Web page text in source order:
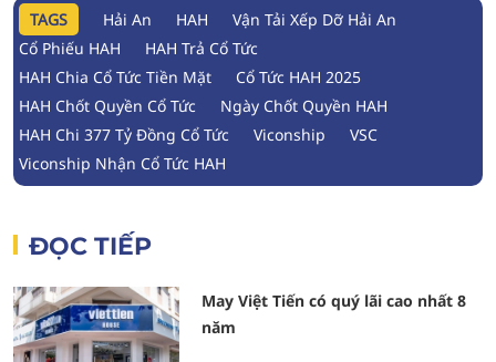
TAGS Hải An HAH
Vận Tải Xếp Dỡ Hải An
Cổ Phiếu HAH
HAH Trả Cổ Tức
HAH Chia Cổ Tức Tiền Mặt
Cổ Tức HAH 2025
HAH Chốt Quyền Cổ Tức
Ngày Chốt Quyền HAH
HAH Chi 377 Tỷ Đồng Cổ Tức
Viconship
VSC
Viconship Nhận Cổ Tức HAH
ĐỌC TIẾP
May Việt Tiến có quý lãi cao nhất 8
năm